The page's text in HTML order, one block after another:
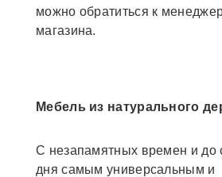
можно обратиться к
магазина.
Мебель из натурального
С незапамятных времен и до
дня самым универсальным и